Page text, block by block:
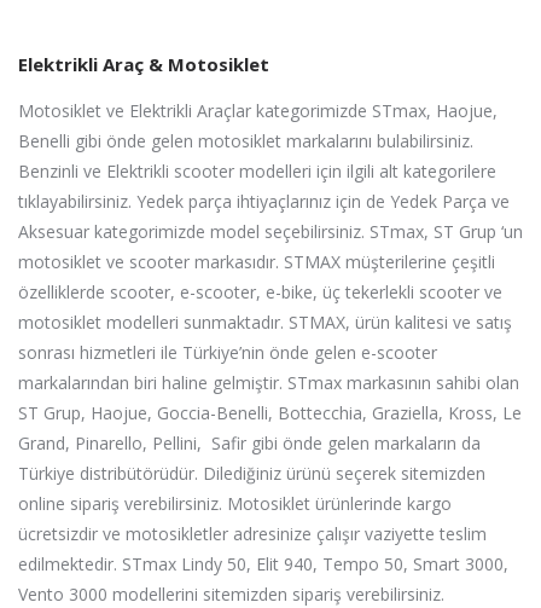
Elektrikli Araç & Motosiklet
Motosiklet ve Elektrikli Araçlar kategorimizde STmax, Haojue,
Benelli gibi önde gelen motosiklet markalarını bulabilirsiniz.
Benzinli ve Elektrikli scooter modelleri için ilgili alt kategorilere
tıklayabilirsiniz. Yedek parça ihtiyaçlarınız için de Yedek Parça ve
Aksesuar kategorimizde model seçebilirsiniz. STmax, ST Grup ‘un
motosiklet ve scooter markasıdır. STMAX müşterilerine çeşitli
özelliklerde scooter, e-scooter, e-bike, üç tekerlekli scooter ve
motosiklet modelleri sunmaktadır. STMAX, ürün kalitesi ve satış
sonrası hizmetleri ile Türkiye’nin önde gelen e-scooter
markalarından biri haline gelmiştir. STmax markasının sahibi olan
ST Grup, Haojue, Goccia-Benelli, Bottecchia, Graziella, Kross, Le
Grand, Pinarello, Pellini, Safir gibi önde gelen markaların da
Türkiye distribütörüdür. Dilediğiniz ürünü seçerek sitemizden
online sipariş verebilirsiniz. Motosiklet ürünlerinde kargo
ücretsizdir ve motosikletler adresinize çalışır vaziyette teslim
edilmektedir. STmax Lindy 50, Elit 940, Tempo 50, Smart 3000,
Vento 3000 modellerini sitemizden sipariş verebilirsiniz.